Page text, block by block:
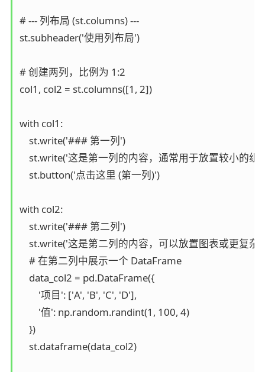
# --- 列布局 (st.columns) ---
st.subheader('使用列布局')
# 创建两列，比例为 1:2
col1, col2 = st.columns([1, 2])
with col1:
    st.write('### 第一列')
st.write('这是第一列的内容，通常用于放置较小的
    st.button('点击这里 (第一列)')
with col2:
    st.write('### 第二列')
st.write('这是第二列的内容，可以放置图表或更复杂
    # 在第二列中展示一个 DataFrame
    data_col2 = pd.DataFrame({
        '项目': ['A', 'B', 'C', 'D'],
        '值': np.random.randint(1, 100, 4)
    })
    st.dataframe(data_col2)